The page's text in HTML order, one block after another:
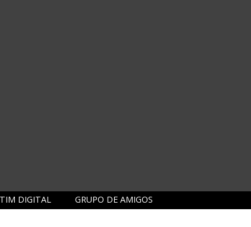
GRUPO DE AMIGOS
DIGITAL